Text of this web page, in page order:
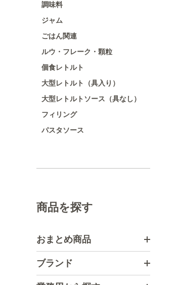
調味料
ジャム
ごはん関連
ルウ・フレーク・顆粒
個食レトルト
大型レトルト（具入り）
大型レトルトソース（具なし）
フィリング
パスタソース
商品を探す
おまとめ商品
ブランド